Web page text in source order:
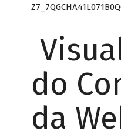
do
da